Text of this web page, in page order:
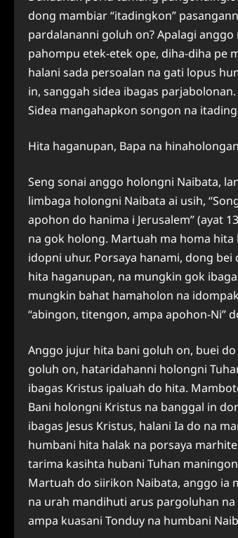
dong mambiar “itadingkon”
pardalananni goluh on? Apalagi
pahompu etek-etek ope, diha-diha pe
halani sada persoalan na gati lopus
in, sanggah sidea ibagas
Sidea mangahapkon songon na
Hita haganupan, Bapa na
Seng sonai anggo holongni Naibata,
limbaga holongni Naibata ai usih,
apohon do hanima i Jerusalem” (ayat
na gok holong. Martuah ma homa
idopni uhur. Porsaya hanami, dong
hita haganupan, na mungkin gok
mungkin bahat hamaholon na
“abingon, titengon, ampa apohon-Ni”
Anggo jujur hita bani goluh on, buei
goluh on, hataridahanni holongni
ibagas Kristus ipaluah do hita.
Bani holongni Kristus na banggal in
ibagas Jesus Kristus, halani Ia do na
humbani hita halak na porsaya
tarima kasihta hubani Tuhan
Martuah do siirikon Naibata, anggo ia
na urah mandihuti arus pargoluhan
ampa kuasani Tonduy na humbani